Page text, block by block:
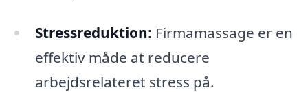
Stressreduktion: Firmamassage er en
effektiv måde at reducere
arbejdsrelateret stress på.